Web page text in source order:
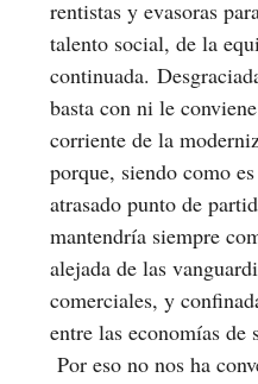
rentistas y evasoras
talento social, de la
continuada.
basta con ni le
corriente de la
porque, siendo como
atrasado punto de
mantendría siempre
alejada de las
comerciales, y
entre las economías de
Por eso no nos ha